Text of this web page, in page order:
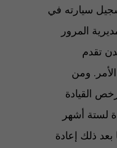
سيارته في
المرور
تقدم
الأمر. ومن
القيادة
لستة أشهر
ذلك إعادة